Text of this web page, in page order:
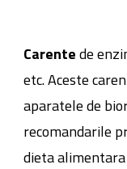
Carentede
etc. Aceste
aparatele de
recomandarile
dieta